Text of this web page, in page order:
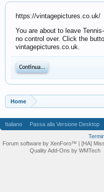
https://vintagepictures.co.uk/
You are about to leave
no control over. Click the
vintagepictures.co.uk.
Continua...
Home
Italiano Passa alla Versione Desktop
Forum software by XenForo™ | [HA]
Quality Add-Ons by WMTech